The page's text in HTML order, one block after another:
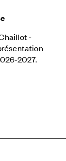
-
2027.